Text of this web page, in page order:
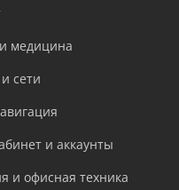
медицина
сети
и аккаунты
и офисная техника